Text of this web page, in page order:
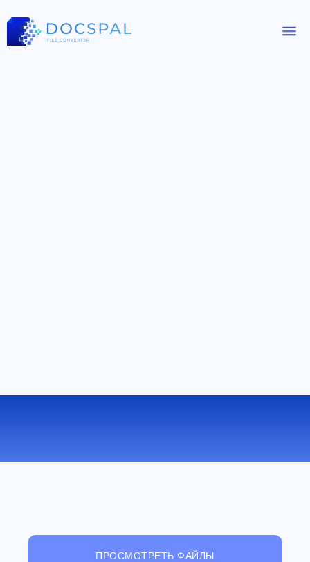
ПРОСМОТРЕТЬ ФАЙЛЫ